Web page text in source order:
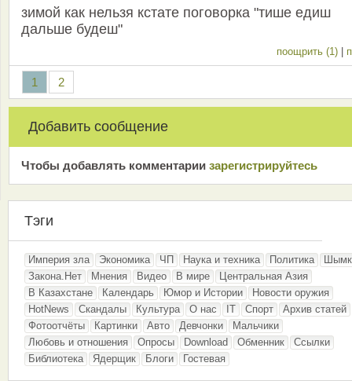
зимой как нельзя кстате поговорка "тише едиш
дальше будеш"
поощрить (1)
1 2
Добавить сообщение
Чтобы добавлять комментарии зарeгиcтрирyйтeсь
Тэги
Империя зла Экономика ЧП Наука и техника Политика
Закона.Нет
Мнения Видео В мире
Центральная Азия
В Казахстане
Календарь Юмор и Истории
Новости оружия
HotNews
Скандалы Культура О нас IT Спорт
Архив статей
Фотоотчёты
Картинки Авто Девчонки
Мальчики
Любовь и отношения
Опросы Download Обменник
Ссылки
Библиотека
Ядерщик Блоги Гостевая